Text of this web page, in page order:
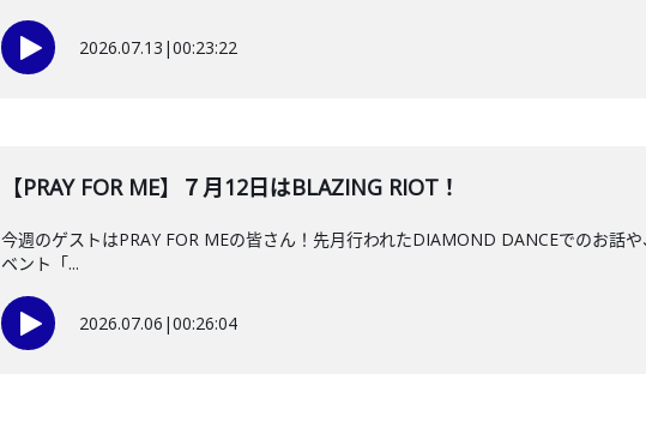
2026.07.13 |00:23:22
【PRAY FOR ME】７月12日はBLAZING RIOT！
今週のゲストはPRAY FOR MEの皆さん！先月行われたDIAMOND DANCEでのお
ベント「...
2026.07.06 |00:26:04